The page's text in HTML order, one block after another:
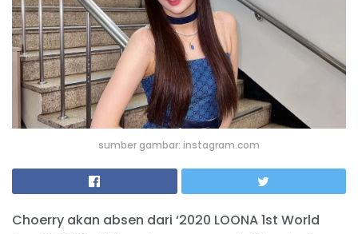
sumber gambar: instagram.com
Choerry akan absen dari ‘2020 LOONA 1st World